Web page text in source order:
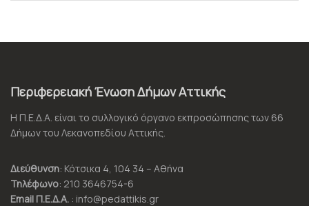
Περιφερειακή Ένωση Δήμων Αττικής
Η Π.Ε.Δ.Α. είναι το συλλογικό όργανο εκπροσώπησης των 66
Δήμων του Λεκανοπεδίου Αττικής.
Διεύθυνση: Κότσικα 4, 104 34 – Αθήνα
Τηλέφωνο: 210 3646754-6
Email Π.Ε.Δ.Α. : info@pedattikis.gr